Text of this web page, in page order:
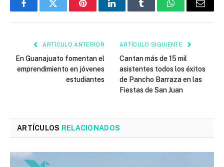
FacebookTwitter PinterestLinkedInTumblr WhatsAppEmail
ARTÍCULO ANTERIOR
En Guanajuato fomentan el
emprendimiento en jóvenes
estudiantes
ARTÍCULO SIGUIENTE
Cantan más de 15 mil
asistentes todos los éxitos
de Pancho Barraza en las
Fiestas de San Juan
ARTÍCULOS RELACIONADOS